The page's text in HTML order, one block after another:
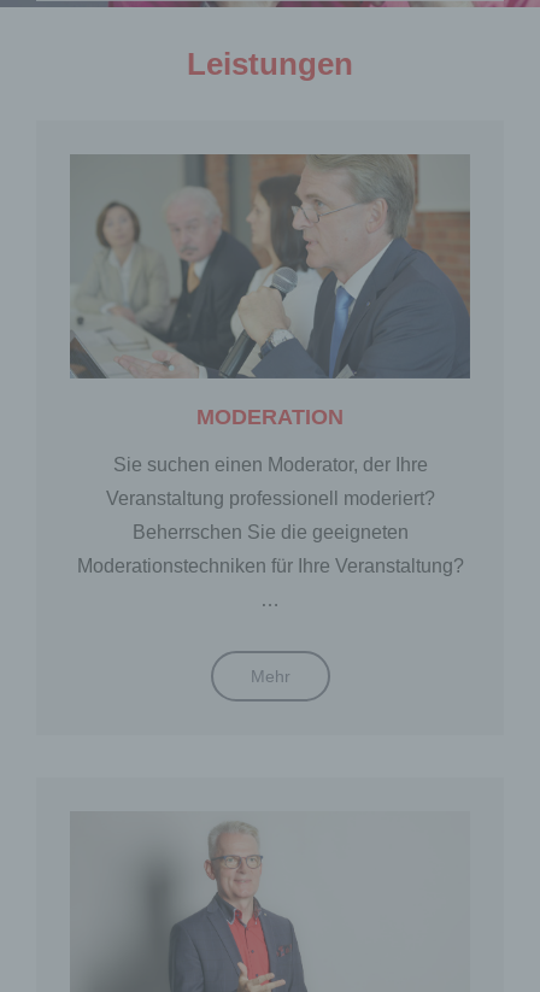
Leistungen
MODERATION
Sie suchen einen Moderator, der Ihre
Veranstaltung professionell moderiert?
Beherrschen Sie die geeigneten
Moderationstechniken für Ihre Veranstaltung?
…
MehrMODERATION